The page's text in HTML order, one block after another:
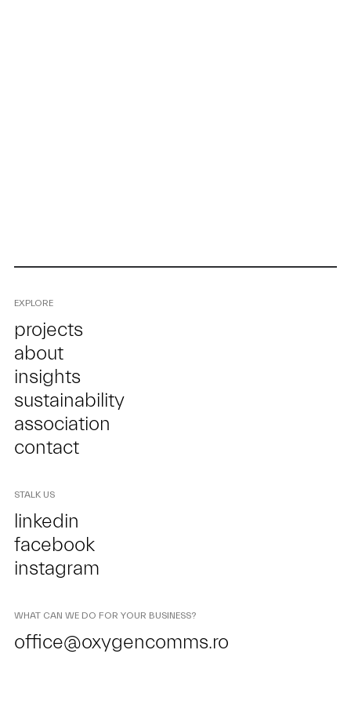
EXPLORE
projects
about
insights
sustainability
association
contact
STALK US
linkedin
facebook
instagram
WHAT CAN WE DO FOR YOUR BUSINESS?
office@oxygencomms.ro